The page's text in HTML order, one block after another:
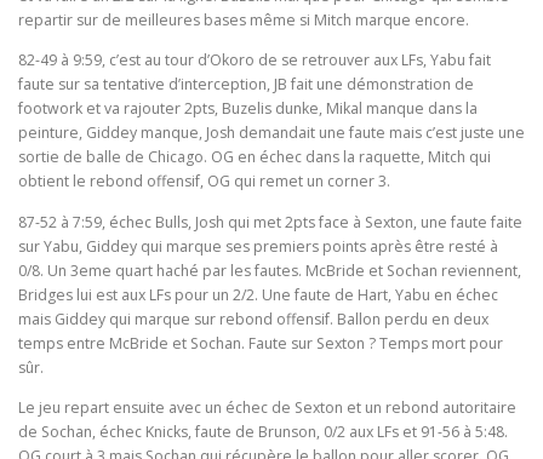
repartir sur de meilleures bases même si Mitch marque encore.
82-49 à 9:59, c’est au tour d’Okoro de se retrouver aux LFs, Yabu fait
faute sur sa tentative d’interception, JB fait une démonstration de
footwork et va rajouter 2pts, Buzelis dunke, Mikal manque dans la
peinture, Giddey manque, Josh demandait une faute mais c’est juste une
sortie de balle de Chicago. OG en échec dans la raquette, Mitch qui
obtient le rebond offensif, OG qui remet un corner 3.
87-52 à 7:59, échec Bulls, Josh qui met 2pts face à Sexton, une faute faite
sur Yabu, Giddey qui marque ses premiers points après être resté à
0/8. Un 3eme quart haché par les fautes. McBride et Sochan reviennent,
Bridges lui est aux LFs pour un 2/2. Une faute de Hart, Yabu en échec
mais Giddey qui marque sur rebond offensif. Ballon perdu en deux
temps entre McBride et Sochan. Faute sur Sexton ? Temps mort pour
sûr.
Le jeu repart ensuite avec un échec de Sexton et un rebond autoritaire
de Sochan, échec Knicks, faute de Brunson, 0/2 aux LFs et 91-56 à 5:48.